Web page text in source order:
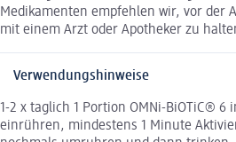
Medikamenten empfehlen wir, vor der
mit einem Arzt oder Apotheker zu
Verwendungshinweise
1-2 x taglich 1 Portion OMNi-BiOTiC® 6
einrühren, mindestens 1 Minute